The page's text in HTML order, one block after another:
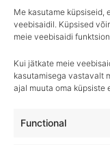
Me kasutame küpsiseid,
veebisaidil. Küpsised
meie veebisaidi
Kui jätkate meie
kasutamisega vastavalt
ajal muuta oma küpsiste
Functional
Pritsid
Köök